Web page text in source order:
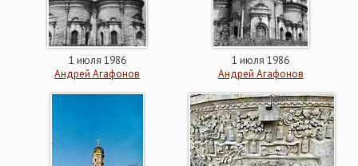
1 июля 1986
Андрей Агафонов
1 июля 1986
Андрей Агафонов